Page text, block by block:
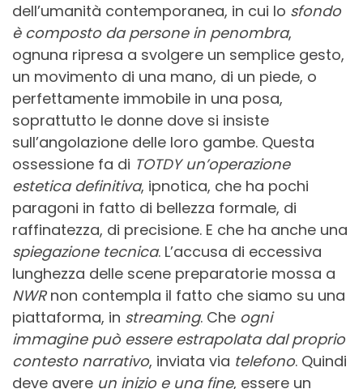
dell’umanità contemporanea, in cui lo sfondo
è composto da persone in penombra,
ognuna ripresa a svolgere un semplice gesto,
un movimento di una mano, di un piede, o
perfettamente immobile in una posa,
soprattutto le donne dove si insiste
sull’angolazione delle loro gambe. Questa
ossessione fa di TOTDY un’operazione
estetica definitiva, ipnotica, che ha pochi
paragoni in fatto di bellezza formale, di
raffinatezza, di precisione. E che ha anche una
spiegazione tecnica. L’accusa di eccessiva
lunghezza delle scene preparatorie mossa a
NWRnon contempla il fatto che siamo su una
piattaforma, in streaming. Che ogni
immagine può essere estrapolata dal proprio
contesto narrativo, inviata via telefono. Quindi
deve avere un inizio e una fine, essere un